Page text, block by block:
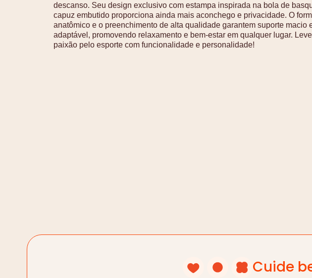
descanso. Seu design exclusivo com estampa inspirada na bola de
capuz embutido proporciona ainda mais aconchego e privacidade. O
anatômico e o preenchimento de alta qualidade garantem suporte macio
adaptável, promovendo relaxamento e bem-estar em qualquer lugar.
paixão pelo esporte com funcionalidade e personalidade!
Cuide